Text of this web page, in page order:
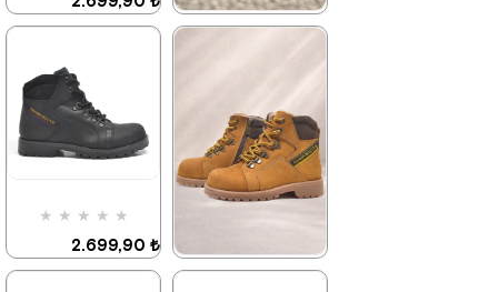
4.629,90 ₺
%42İndirim
2.259,90 ₺
3.879,90 ₺
%42İndirim
Ücretsiz
Kargo
★ ★ ★ ★ ★
2.699,90 ₺
4.629,90 ₺